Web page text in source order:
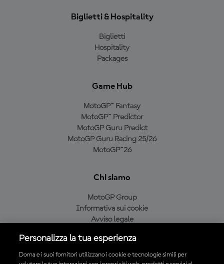
Biglietti & Hospitality
Biglietti
Hospitality
Packages
Game Hub
MotoGP™ Fantasy
MotoGP™ Predictor
MotoGP Guru Predict
MotoGP Guru Racing 25/26
MotoGP™26
Chi siamo
MotoGP Group
Informativa sui cookie
Avviso legale
Condizioni di acquisto
Personalizza la tua esperienza
Dorna e i suoi fornitori utilizzano i cookie e tecnologie simili per